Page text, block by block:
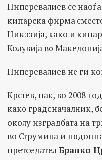
Пиперевалиев се
кипарска фирма
Никозија, како и
Колувија во
Пиперевалиев не ги
Крстев, пак, во 2008
како градоначалник,
околу изградбата на
во Струмица и
претседателБранко